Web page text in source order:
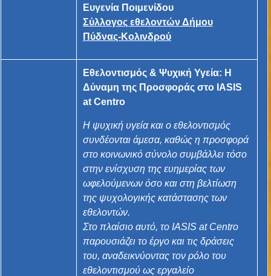
Ευγενία Ποιμενίδου
Σύλλογος εθελοντών Δήμου
Πύδνας-Κολινδρού
Εθελοντισμός & Ψυχική Υγεία: Η
Δύναμη της Προσφοράς στο IASIS
at Centro
Η ψυχική υγεία και ο εθελοντισμός
συνδέονται άμεσα, καθώς η προσφορά
στο κοινωνικό σύνολο συμβάλλει τόσο
στην ενίσχυση της ευημερίας των
ωφελούμενων όσο και στη βελτίωση
της ψυχολογικής κατάστασης των
εθελοντών.
Στο πλαίσιο αυτό, το IASIS at Centro
παρουσιάζει το έργο και τις δράσεις
του, αναδεικνύοντας τον ρόλο του
εθελοντισμού ως εργαλείο